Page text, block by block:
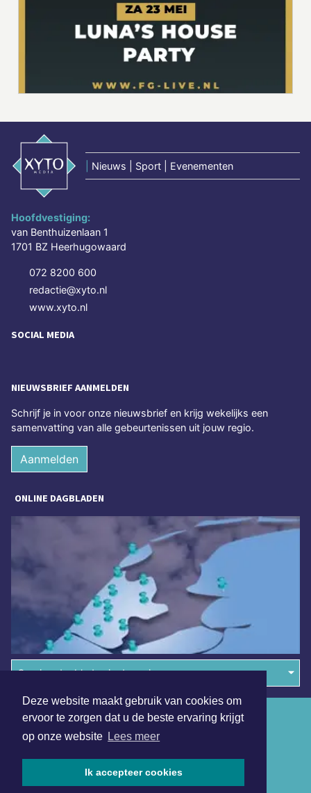
Deze website maakt gebruik van cookies om
ervoor te zorgen dat u de beste ervaring krijgt
op onze website Lees meer
Ik accepteer cookies
Nieuws | Sport | Evenementen
Hoofdvestiging:
van Benthuizenlaan 1
1701 BZ Heerhugowaard
072 8200 600
redactie@xyto.nl
www.xyto.nl
SOCIAL MEDIA
NIEUWSBRIEF AANMELDEN
Schrijf je in voor onze nieuwsbrief en krijg wekelijks een
samenvatting van alle gebeurtenissen uit jouw regio.
Aanmelden
ONLINE DAGBLADEN
Overige dagbladen in de regio
Algemene voorwaarden
Disclaimer